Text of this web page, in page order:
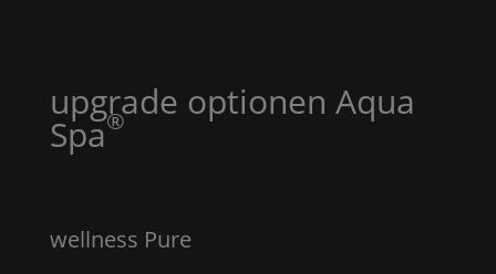
upgrade optionen Aqua
Spa®
wellness Pure